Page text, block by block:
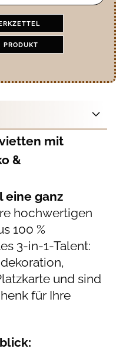
PRODUKT
mit
&
eine ganz
hochwertigen
100 %
3-in-1-Talent:
und sind
für Ihre